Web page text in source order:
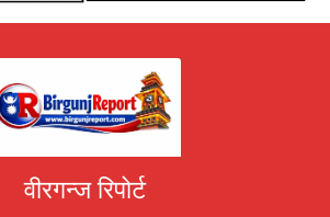
वीरगन्ज रिपोर्ट